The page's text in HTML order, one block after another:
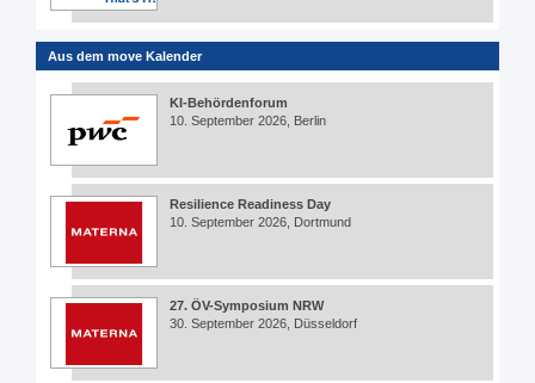
Aus dem move Kalender
KI-Behördenforum
10. September 2026, Berlin
Resilience Readiness Day
10. September 2026, Dortmund
27. ÖV-Symposium NRW
30. September 2026, Düsseldorf